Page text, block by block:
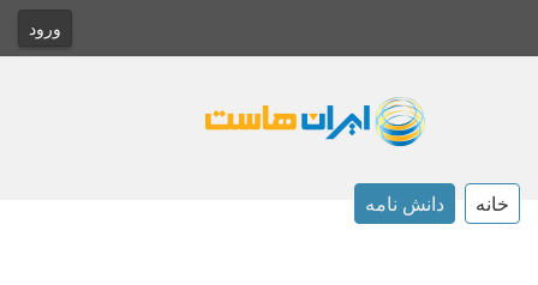
ورود
خانه دانش نامه